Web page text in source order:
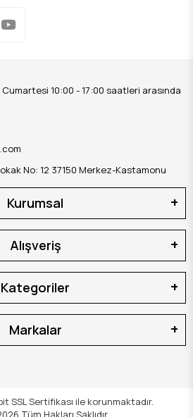
10:00 - 17:00 saatleri arasında
No: 12 37150 Merkez-Kastamonu
Kurumsal
Alışveriş
Kategoriler
Markalar
SSL Sertifikası ile korunmaktadır.